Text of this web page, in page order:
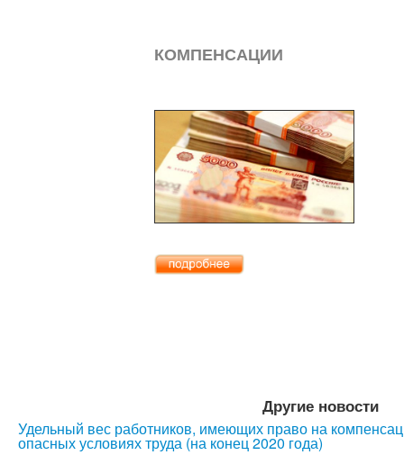
КОМПЕНСАЦИИ
Другие новости
Удельный вес работников, имеющих право на
опасных условиях труда (на конец 2020 года)